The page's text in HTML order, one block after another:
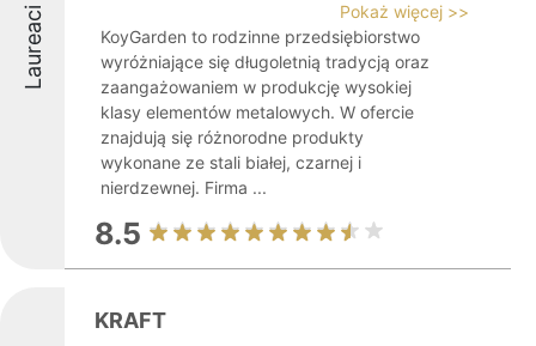
Laureaci
Pokaż więcej >>
KoyGarden to rodzinne przedsiębiorstwo
wyróżniające się długoletnią tradycją oraz
zaangażowaniem w produkcję wysokiej
klasy elementów metalowych. W ofercie
znajdują się różnorodne produkty
wykonane ze stali białej, czarnej i
nierdzewnej. Firma ...
8.5
KRAFT